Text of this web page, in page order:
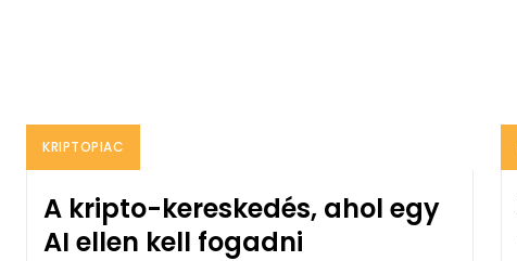
KRIPTOPIAC
A kripto-kereskedés, ahol egy
AI ellen kell fogadni